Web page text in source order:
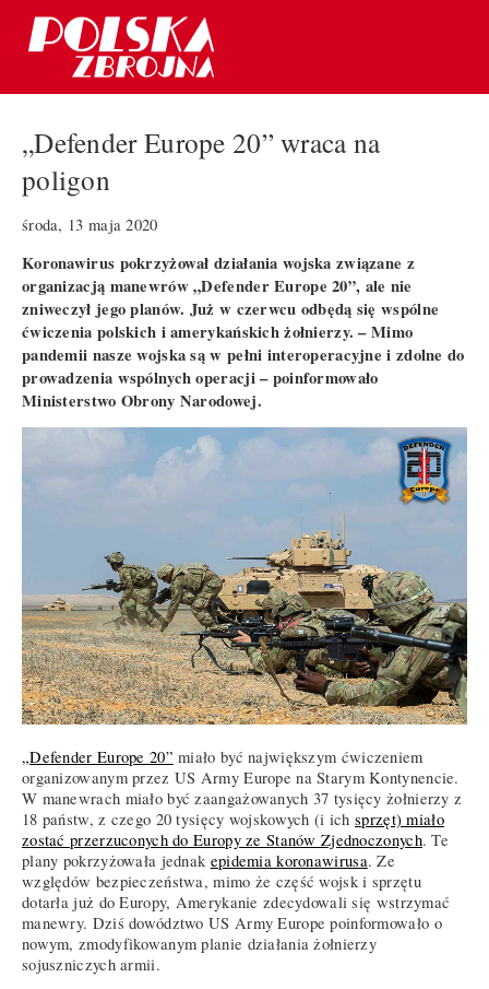
„Defender Europe 20” wraca na
poligon
środa, 13 maja 2020
Koronawirus pokrzyżował działania wojska związane z
organizacją manewrów „Defender Europe 20”, ale nie
zniweczył jego planów. Już w czerwcu odbędą się wspólne
ćwiczenia polskich i amerykańskich żołnierzy. – Mimo
pandemii nasze wojska są w pełni interoperacyjne i zdolne do
prowadzenia wspólnych operacji – poinformowało
Ministerstwo Obrony Narodowej.
„Defender Europe 20” miało być największym ćwiczeniem
organizowanym przez US Army Europe na Starym Kontynencie.
W manewrach miało być zaangażowanych 37 tysięcy żołnierzy z
18 państw, z czego 20 tysięcy wojskowych (i ichsprzęt) miało
zostać przerzuconych do Europy ze Stanów Zjednoczonych. Te
plany pokrzyżowała jednak epidemia koronawirusa. Ze
względów bezpieczeństwa, mimo że część wojsk i sprzętu
dotarła już do Europy, Amerykanie zdecydowali się wstrzymać
manewry. Dziś dowództwo US Army Europe poinformowało o
nowym, zmodyfikowanym planie działania żołnierzy
sojuszniczych armii.